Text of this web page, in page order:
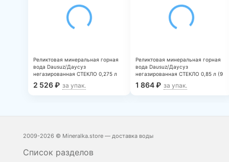
Реликтовая минеральная горная
вода Dausuz/Даусуз
негазированная СТЕКЛО 0,275 л
(20 штук)
2 526₽ за упак.
Реликтовая минеральная горная
вода Dausuz/Даусуз
негазированная СТЕКЛО 0,85 л (9
штук)
1 864₽ за упак.
2009-2026 © Mineralka.store — доставка воды
Список разделов